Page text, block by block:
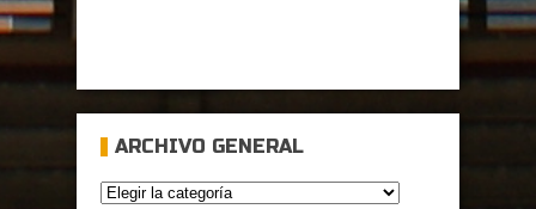
ARCHIVO GENERAL